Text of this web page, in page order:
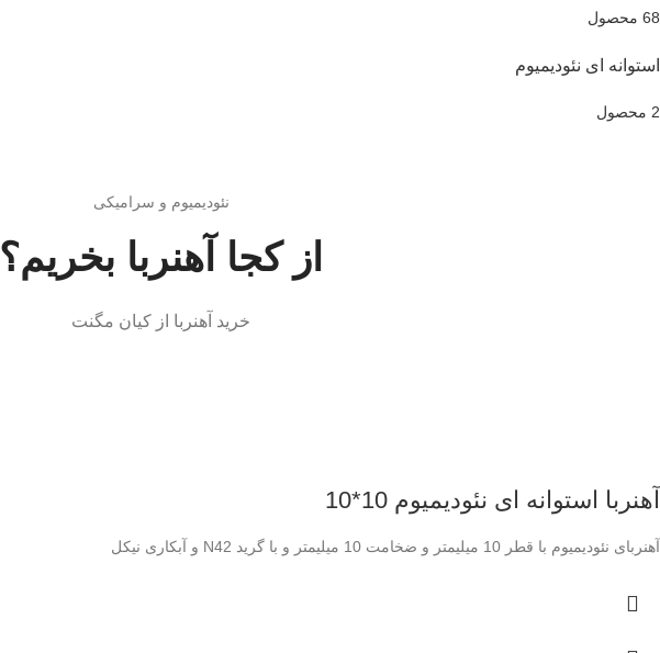
68 محصول
استوانه ای نئودیمیوم
2 محصول
نئودیمیوم و سرامیکی
از کجا آهنربا بخریم؟
خرید آهنربا از کیان مگنت
آهنربا استوانه ای نئودیمیوم 10*10
آهنربای نئودیمیوم با قطر 10 میلیمتر و ضخامت 10 میلیمتر و با گرید N42 و آبکاری نیکل